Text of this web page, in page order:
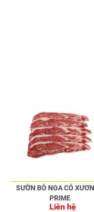
SƯỜN BÒ NGA CÓ
PRIME
Liên hệ